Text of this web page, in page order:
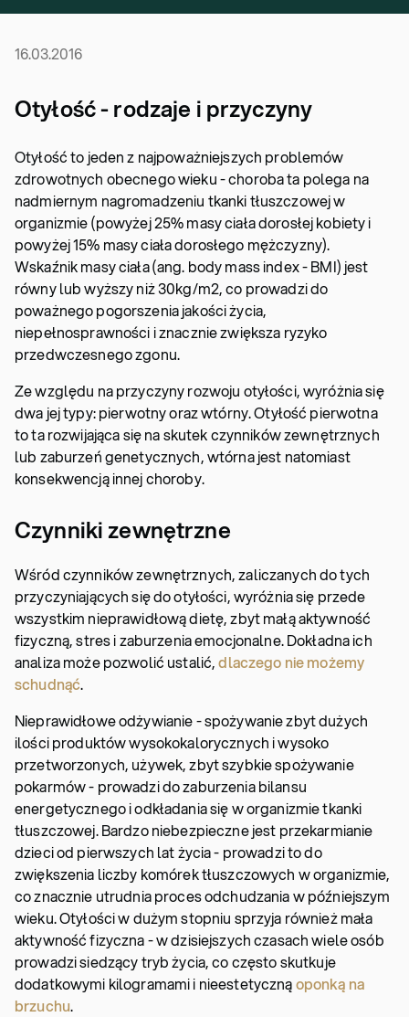
16.03.2016
Otyłość - rodzaje i przyczyny
Otyłość to jeden z najpoważniejszych problemów
zdrowotnych obecnego wieku - choroba ta polega na
nadmiernym nagromadzeniu tkanki tłuszczowej w
organizmie (powyżej 25% masy ciała dorosłej kobiety i
powyżej 15% masy ciała dorosłego mężczyzny).
Wskaźnik masy ciała (ang. body mass index - BMI) jest
równy lub wyższy niż 30kg/m2, co prowadzi do
poważnego pogorszenia jakości życia,
niepełnosprawności i znacznie zwiększa ryzyko
przedwczesnego zgonu.
Ze względu na przyczyny rozwoju otyłości, wyróżnia się
dwa jej typy: pierwotny oraz wtórny. Otyłość pierwotna
to ta rozwijająca się na skutek czynników zewnętrznych
lub zaburzeń genetycznych, wtórna jest natomiast
konsekwencją innej choroby.
Czynniki zewnętrzne
Wśród czynników zewnętrznych, zaliczanych do tych
przyczyniających się do otyłości, wyróżnia się przede
wszystkim nieprawidłową dietę, zbyt małą aktywność
fizyczną, stres i zaburzenia emocjonalne. Dokładna ich
analiza może pozwolić ustalić,dlaczego nie możemy
schudnąć.
Nieprawidłowe odżywianie - spożywanie zbyt dużych
ilości produktów wysokokalorycznych i wysoko
przetworzonych, używek, zbyt szybkie spożywanie
pokarmów - prowadzi do zaburzenia bilansu
energetycznego i odkładania się w organizmie tkanki
tłuszczowej. Bardzo niebezpieczne jest przekarmianie
dzieci od pierwszych lat życia - prowadzi to do
zwiększenia liczby komórek tłuszczowych w organizmie,
co znacznie utrudnia proces odchudzania w późniejszym
wieku. Otyłości w dużym stopniu sprzyja również mała
aktywność fizyczna - w dzisiejszych czasach wiele osób
prowadzi siedzący tryb życia, co często skutkuje
dodatkowymi kilogramami i nieestetycznąoponką na
brzuchu.